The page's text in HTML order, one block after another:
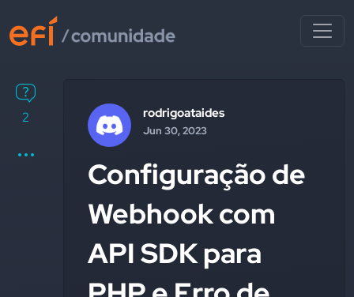
2 rodrigoataides
Jun 30, 2023
Configuração de
Webhook com
API SDK para